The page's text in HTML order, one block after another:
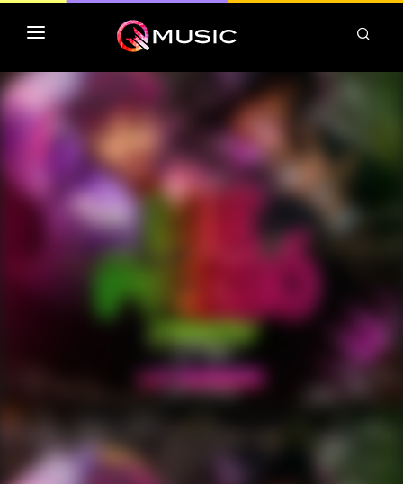
TOP MP3 ITUNES
TOP ALBUMS ITUNES
CLASSEMENT DEEZER